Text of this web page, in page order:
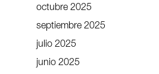
octubre 2025
septiembre 2025
julio 2025
junio 2025